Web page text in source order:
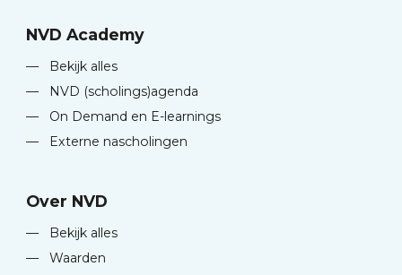
NVD Academy
—
Bekijk alles
—
NVD (scholings)agenda
—
On Demand en E-learnings
—
Externe nascholingen
Over NVD
—
Bekijk alles
—
Waarden